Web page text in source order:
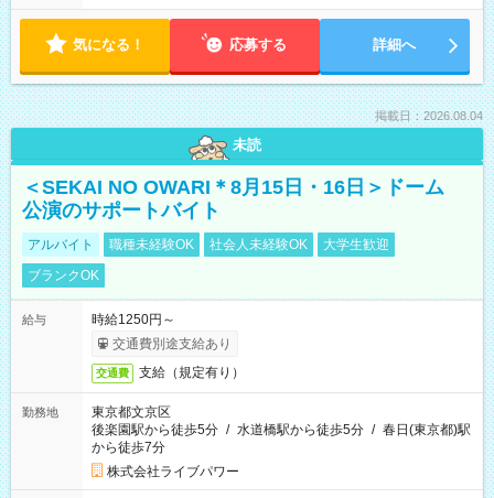
気になる！ 応募する 詳細へ
掲載日：2026.08.04
未読
＜SEKAI NO OWARI＊8月15日・16日＞ドーム
公演のサポートバイト
アルバイト 職種未経験OK 社会人未経験OK
大学生歓迎
ブランクOK
給与
時給1250円～
交通費別途支給あり
交通費 支給（規定有り）
勤務地
東京都文京区
後楽園駅から徒歩5分 / 水道橋駅から徒歩5分 / 春日(東京都)駅
から徒歩7分
株式会社ライブパワー